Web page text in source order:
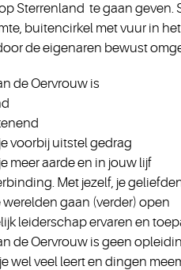
Sterrenland te gaan geven.
buitencirkel met vuur in
de eigenaren bewust
de Oervrouw is
voorbij uitstel gedrag
meer aarde en in jouw lijf
Met jezelf, je
gaan (verder) open
leiderschap ervaren en
de Oervrouw is geen
wel veel leert en dingen